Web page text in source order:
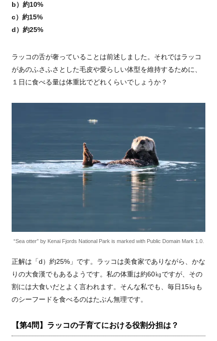
b）約10%
c）約15%
d）約25%
ラッコの舌が奢っていることは前述しました。それではラッコ
があのふさふさとした毛皮や愛らしい体型を維持するために、
１日に食べる量は体重比でどれくらいでしょうか？
“Sea otter” by Kenai Fjords National Park is marked with Public Domain Mark 1.0.
正解は「d）約25%」です。ラッコは美食家でありながら、かな
りの大食漢でもあるようです。私の体重は約60㎏ですが、その
割には大食いだとよく言われます。そんな私でも、毎日15㎏も
のシーフードを食べるのはたぶん無理です。
【第4問】ラッコの子育てにおける役割分担は？